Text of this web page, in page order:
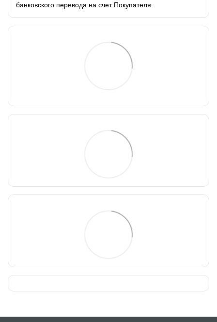
банковского перевода на счет Покупателя.